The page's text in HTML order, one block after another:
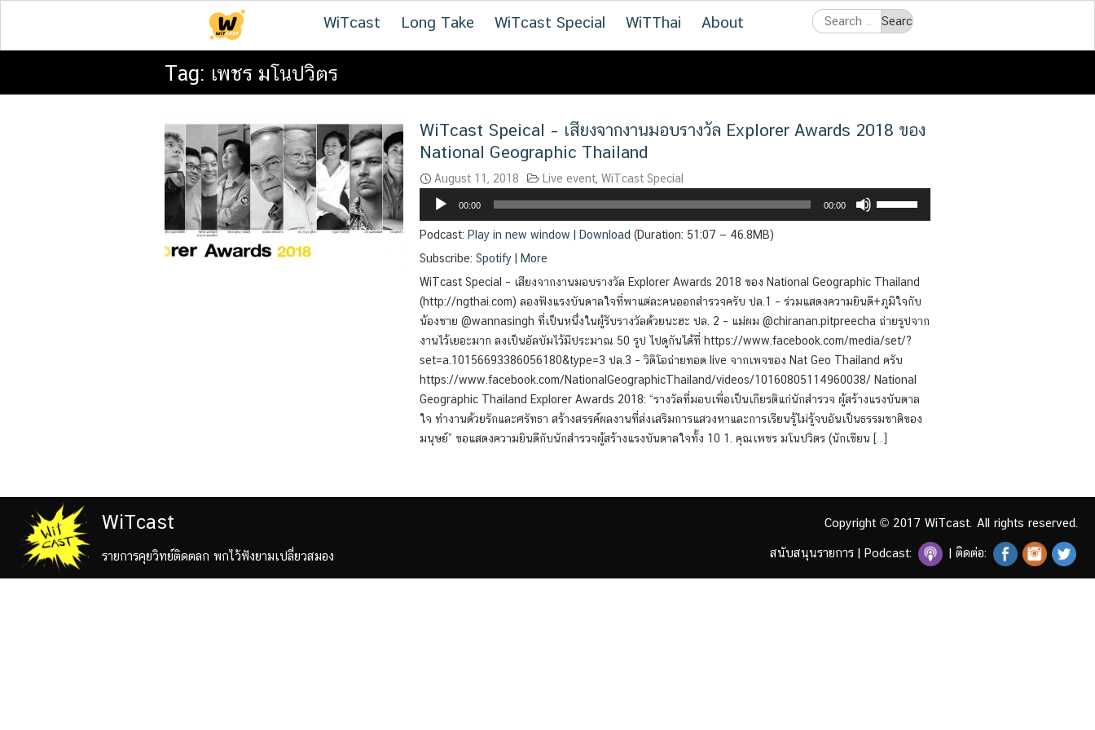
content
WiTcast Long Take WiTcast Special WiTThai About
Search
for:
Tag: เพชร มโนปวิตร
WiTcast Speical – เสียงจากงานมอบรางวัล Explorer Awards 2018 ของ
National Geographic Thailand
August 11, 2018 Live event ,WiTcast Special
Audio
00:00 00:00
to
increase
or
decrease
volume.
Podcast: Play in new window Download (Duration: 51:07 — 46.8MB)
Subscribe:Spotify
More
WiTcast Special – เสียงจากงานมอบรางวัล Explorer Awards 2018 ของ National Geographic Thailand
(http://ngthai.com) ลองฟังแรงบันดาลใจที่พาแต่ละคนออกสำรวจครับ ปล.1 – ร่วมแสดงความยินดี+ภูมิใจกับ
น้องชาย @wannasingh ที่เป็นหนึ่งในผู้รับรางวัลด้วยนะฮะ ปล. 2 – แม่ผม @chiranan.pitpreecha ถ่ายรูปจาก
งานไว้เยอะมาก ลงเป็นอัลบัมไว้มีประมาณ 50 รูป ไปดูกันได้ที่ https://www.facebook.com/media/set/?
set=a.10156693386056180&type=3 ปล.3 – วิดิโอถ่ายทอด live จากเพจของ Nat Geo Thailand ครับ
https://www.facebook.com/NationalGeographicThailand/videos/10160805114960038/ National
Geographic Thailand Explorer Awards 2018: “รางวัลที่มอบเพื่อเป็นเกียรติแก่นักสำรวจ ผู้สร้างแรงบันดาล
ใจ ทำงานด้วยรักและศรัทธา สร้างสรรค์ผลงานที่ส่งเสริมการแสวงหาและการเรียนรู้ไม่รู้จบอันเป็นธรรมชาติของ
มนุษย์” ขอแสดงความยินดีกับนักสำรวจผู้สร้างแรงบันดาลใจทั้ง 10 1. คุณเพชร มโนปวิตร (นักเขียน […]
WiTcast
รายการคุยวิทย์ติดตลก พกไว้ฟังยามเปลี่ยวสมอง
Copyright © 2017 WiTcast. All rights reserved.
สนับสนุนรายการ | Podcast: | ติดต่อ: